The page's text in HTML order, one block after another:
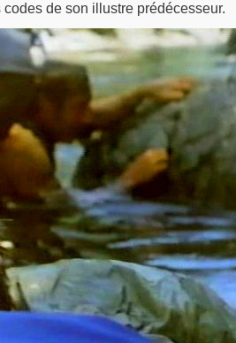
de son illustre prédécesseur.